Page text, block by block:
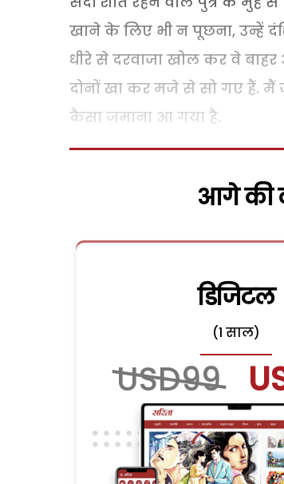
खाने के लिए भी न पूछना, उन्हें
धीरे से दरवाजा खोल कर वे
दोनों खा कर मजे से सो गए हैं. मैं
कैसा जमाना आ गया है.
आगे की
डिजिटल
(1 साल)
USD99